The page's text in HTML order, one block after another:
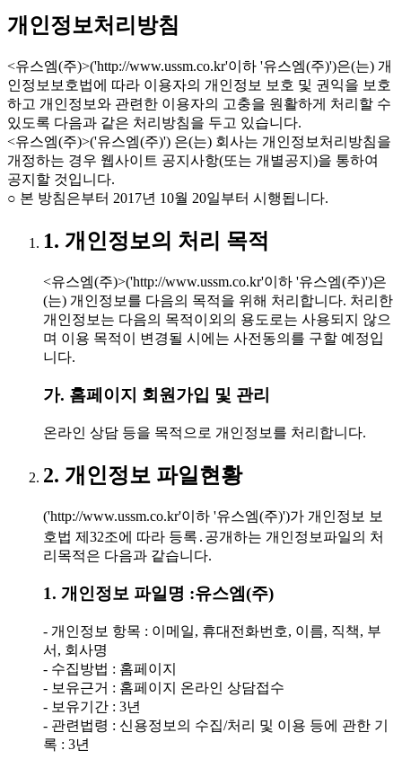
개인정보처리방침
<유스엠(주)>('http://www.ussm.co.kr'이하 '유스엠(주)')은(는) 개
인정보보호법에 따라 이용자의 개인정보 보호 및 권익을 보호
하고 개인정보와 관련한 이용자의 고충을 원활하게 처리할 수
있도록 다음과 같은 처리방침을 두고 있습니다.
<유스엠(주)>('유스엠(주)') 은(는) 회사는 개인정보처리방침을
개정하는 경우 웹사이트 공지사항(또는 개별공지)을 통하여
공지할 것입니다.
○ 본 방침은부터 2017년 10월 20일부터 시행됩니다.
1. 개인정보의 처리 목적
<유스엠(주)>('http://www.ussm.co.kr'이하 '유스엠(주)')은
(는) 개인정보를 다음의 목적을 위해 처리합니다. 처리한
개인정보는 다음의 목적이외의 용도로는 사용되지 않으
며 이용 목적이 변경될 시에는 사전동의를 구할 예정입
니다.
가. 홈페이지 회원가입 및 관리
온라인 상담 등을 목적으로 개인정보를 처리합니다.
2. 개인정보 파일현황
('http://www.ussm.co.kr'이하 '유스엠(주)')가 개인정보 보
호법 제32조에 따라 등록․공개하는 개인정보파일의 처
리목적은 다음과 같습니다.
1. 개인정보 파일명 :유스엠(주)
- 개인정보 항목 : 이메일, 휴대전화번호, 이름, 직책, 부
서, 회사명
- 수집방법 : 홈페이지
- 보유근거 : 홈페이지 온라인 상담접수
- 보유기간 : 3년
- 관련법령 : 신용정보의 수집/처리 및 이용 등에 관한 기
록 : 3년